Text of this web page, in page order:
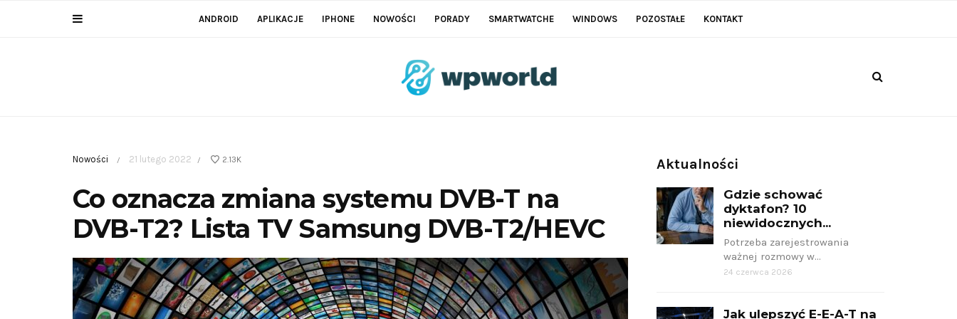
ANDROID APLIKACJE IPHONE NOWOŚCI PORADY SMARTWATCHE WINDOWS POZOSTAŁE KONTAKT
Nowości / 21 lutego 2022 / 2.13K
Co oznacza zmiana systemu DVB-T na
DVB-T2? Lista TV Samsung DVB-T2/HEVC
Aktualności
Gdzie schować
dyktafon? 10
niewidocznych...
Potrzeba zarejestrowania
ważnej rozmowy w…
24 czerwca 2026
Jak ulepszyć E-E-A-T na